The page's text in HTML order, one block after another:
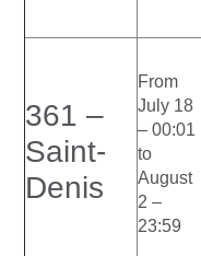
361 –
Saint-
Denis
From
July 18
– 00:01
to
August
2 –
23:59